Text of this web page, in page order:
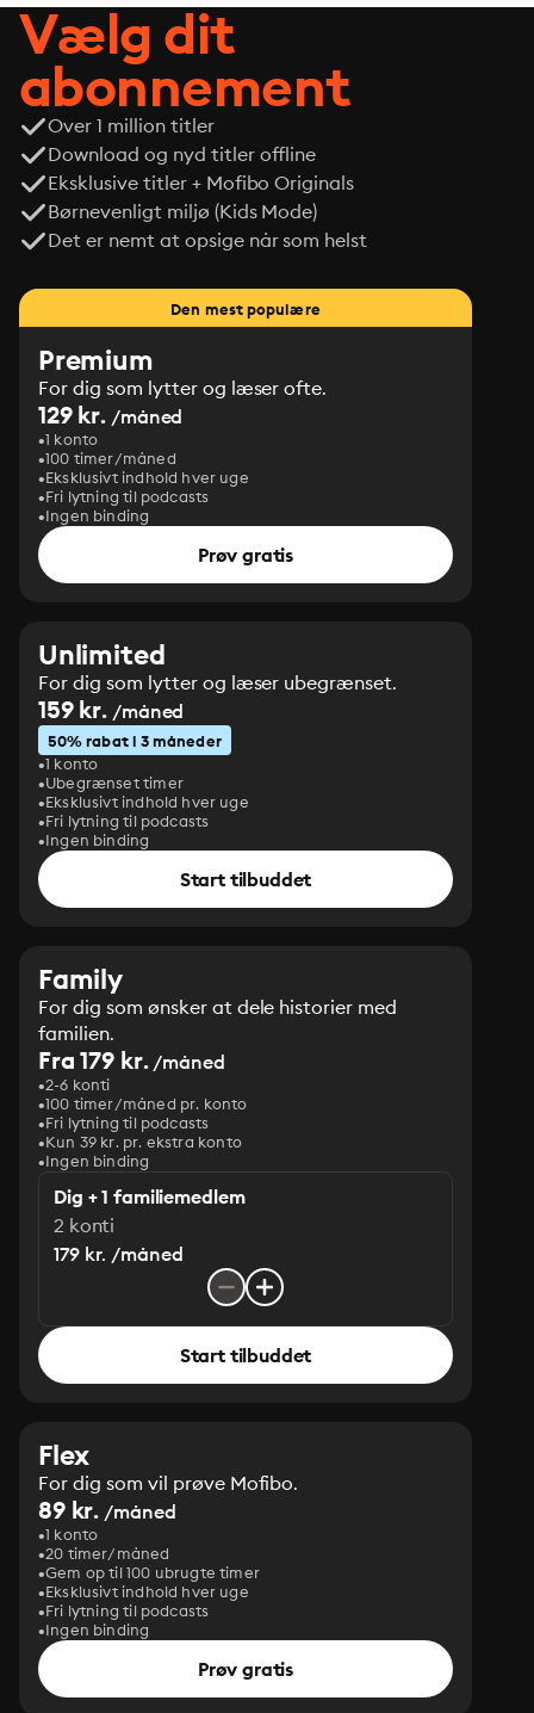
Vælg dit
abonnement
Over 1 million titler
Download og nyd titler offline
Eksklusive titler + Mofibo Originals
Børnevenligt miljø (Kids Mode)
Det er nemt at opsige når som helst
Den mest populære
Premium
For dig som lytter og læser ofte.
129 kr. /måned
1 konto
100 timer/måned
Eksklusivt indhold hver uge
Fri lytning til podcasts
Ingen binding
Prøv gratis
Unlimited
For dig som lytter og læser ubegrænset.
159 kr. /måned
50% rabat i 3 måneder
1 konto
Ubegrænset timer
Eksklusivt indhold hver uge
Fri lytning til podcasts
Ingen binding
Start tilbuddet
Family
For dig som ønsker at dele historier med
familien.
Fra 179 kr./måned
2-6 konti
100 timer/måned pr. konto
Fri lytning til podcasts
Kun 39 kr. pr. ekstra konto
Ingen binding
Dig + 1 familiemedlem
2 konti
179 kr. /måned
Start tilbuddet
Flex
For dig som vil prøve Mofibo.
89 kr. /måned
1 konto
20 timer/måned
Gem op til 100 ubrugte timer
Eksklusivt indhold hver uge
Fri lytning til podcasts
Ingen binding
Prøv gratis